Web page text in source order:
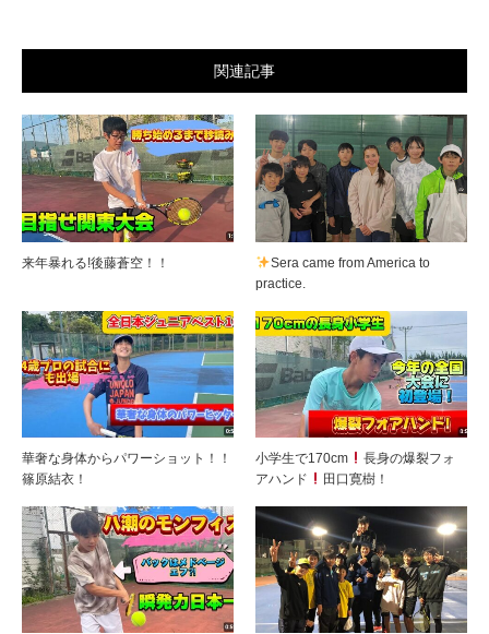
関連記事
来年暴れる!後藤蒼空！！
Sera came from America to
practice.
華奢な身体からパワーショット！！
篠原結衣！
小学生で170cm
長身の爆裂フォ
アハンド
田口寛樹！